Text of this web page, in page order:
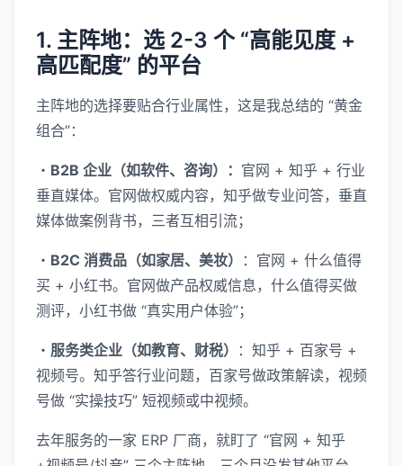
1. 主阵地：选 2-3 个 “高能见度 +
高匹配度” 的平台
主阵地的选择要贴合行业属性，这是我总结的 “黄金
组合”：
・ B2B 企业（如软件、咨询）： 官网 + 知乎 + 行业
垂直媒体。官网做权威内容，知乎做专业问答，垂直
媒体做案例背书，三者互相引流；
・ B2C 消费品（如家居、美妆）
：官网 + 什么值得
买 + 小红书。官网做产品权威信息，什么值得买做
测评，小红书做 “真实用户体验”；
・ 服务类企业（如教育、财税）
：知乎 + 百家号 +
视频号。知乎答行业问题，百家号做政策解读，视频
号做 “实操技巧” 短视频或中视频。
去年服务的一家 ERP 厂商，就盯了 “官网 + 知乎